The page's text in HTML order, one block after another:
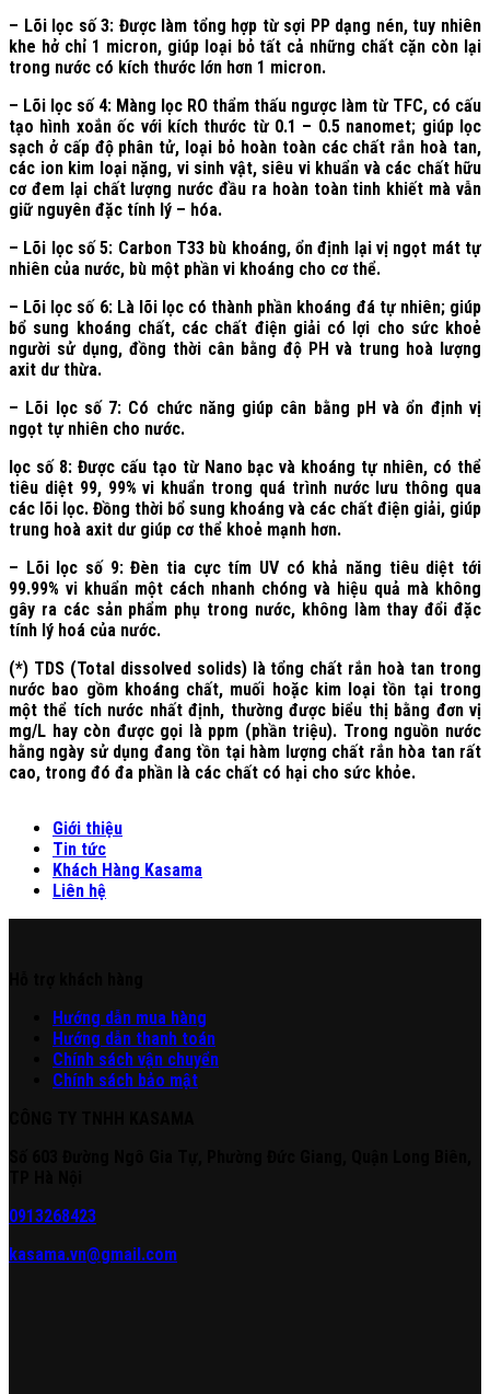
– Lõi lọc số 3: Được làm tổng hợp từ sợi PP dạng nén, tuy nhiên
khe hở chỉ 1 micron, giúp loại bỏ tất cả những chất cặn còn lại
trong nước có kích thước lớn hơn 1 micron.
– Lõi lọc số 4: Màng lọc RO thẩm thấu ngược làm từ TFC, có cấu
tạo hình xoắn ốc với kích thước từ 0.1 – 0.5 nanomet; giúp lọc
sạch ở cấp độ phân tử, loại bỏ hoàn toàn các chất rắn hoà tan,
các ion kim loại nặng, vi sinh vật, siêu vi khuẩn và các chất hữu
cơ đem lại chất lượng nước đầu ra hoàn toàn tinh khiết mà vẫn
giữ nguyên đặc tính lý – hóa.
– Lõi lọc số 5: Carbon T33 bù khoáng, ổn định lại vị ngọt mát tự
nhiên của nước, bù một phần vi khoáng cho cơ thể.
– Lõi lọc số 6: Là lõi lọc có thành phần khoáng đá tự nhiên; giúp
bổ sung khoáng chất, các chất điện giải có lợi cho sức khoẻ
người sử dụng, đồng thời cân bằng độ PH và trung hoà lượng
axit dư thừa.
– Lõi lọc số 7: Có chức năng giúp cân bằng pH và ổn định vị
ngọt tự nhiên cho nước.
lọc số 8: Được cấu tạo từ Nano bạc và khoáng tự nhiên, có thể
tiêu diệt 99, 99% vi khuẩn trong quá trình nước lưu thông qua
các lõi lọc. Đồng thời bổ sung khoáng và các chất điện giải, giúp
trung hoà axit dư giúp cơ thể khoẻ mạnh hơn.
– Lõi lọc số 9: Đèn tia cực tím UV có khả năng tiêu diệt tới
99.99% vi khuẩn một cách nhanh chóng và hiệu quả mà không
gây ra các sản phẩm phụ trong nước, không làm thay đổi đặc
tính lý hoá của nước.
(*) TDS (Total dissolved solids) là tổng chất rắn hoà tan trong
nước bao gồm khoáng chất, muối hoặc kim loại tồn tại trong
một thể tích nước nhất định, thường được biểu thị bằng đơn vị
mg/L hay còn được gọi là ppm (phần triệu). Trong nguồn nước
hằng ngày sử dụng đang tồn tại hàm lượng chất rắn hòa tan rất
cao, trong đó đa phần là các chất có hại cho sức khỏe.
Giới thiệu
Tin tức
Khách Hàng Kasama
Liên hệ
Hướng dẫn mua hàng
Hướng dẫn thanh toán
Chính sách vận chuyển
Chính sách bảo mật
0913268423
kasama.vn@gmail.com